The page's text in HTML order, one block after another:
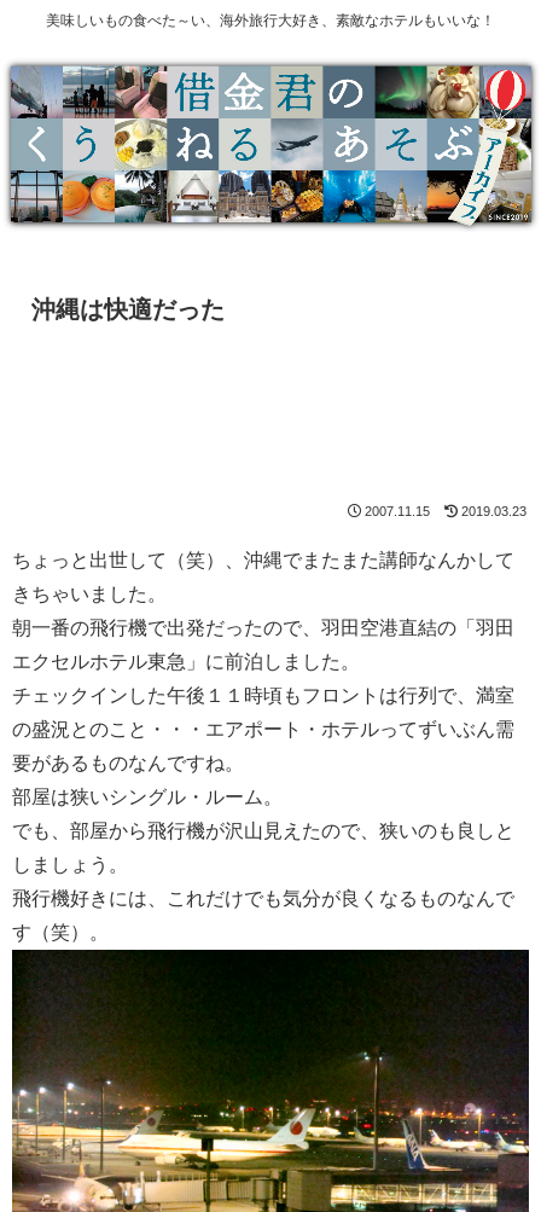
美味しいもの食べた～い、海外旅行大好き、素敵なホテルもいいな！
沖縄は快適だった
2007.11.15 2019.03.23
ちょっと出世して（笑）、沖縄でまたまた講師なんかして
きちゃいました。
朝一番の飛行機で出発だったので、羽田空港直結の「羽田
エクセルホテル東急」に前泊しました。
チェックインした午後１１時頃もフロントは行列で、満室
の盛況とのこと・・・エアポート・ホテルってずいぶん需
要があるものなんですね。
部屋は狭いシングル・ルーム。
でも、部屋から飛行機が沢山見えたので、狭いのも良しと
しましょう。
飛行機好きには、これだけでも気分が良くなるものなんで
す（笑）。